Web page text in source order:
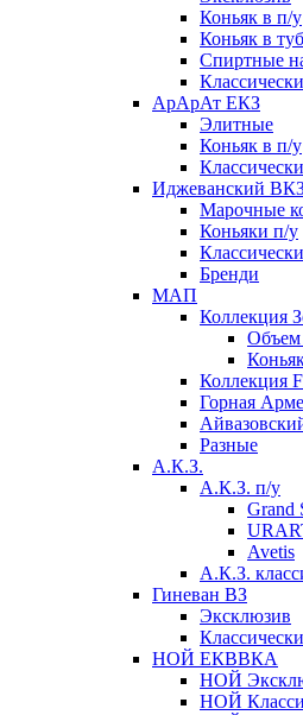
Коньяк в п/у
Коньяк в
Спиртные
АрАрАт ЕКЗ
Элитные
Коньяк в п/у
Иджеванский
Марочные
Коньяки п/у
Бренди
МАП
Коллекция
Объем
Коллекция
Горная
Разные
А.К.З.
А.К.З. п/у
Grand
Avetis
А.К.З.
Гиневан ВЗ
Эксклюзив
НОЙ ЕКВВКА
НОЙ
НОЙ